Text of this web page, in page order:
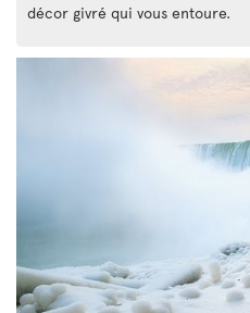
décor givré qui vous entoure.